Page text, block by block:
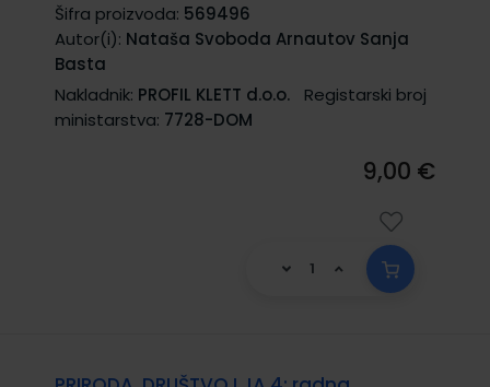
Šifra proizvoda: 569496
Autor(i): Nataša Svoboda Arnautov Sanja
Basta
Nakladnik: PROFIL KLETT d.o.o.
Registarski broj
ministarstva: 7728-DOM
9,00 €